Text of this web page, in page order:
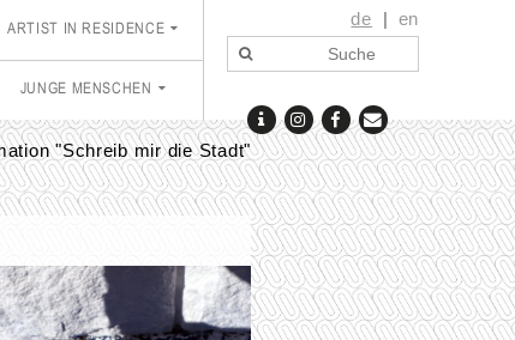
de en
ARTIST IN RESIDENCE
JUNGE MENSCHEN
"Schreib mir die Stadt"